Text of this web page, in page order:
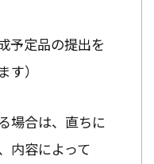
予定品の提出を
す）
場合は、直ちに
内容によって